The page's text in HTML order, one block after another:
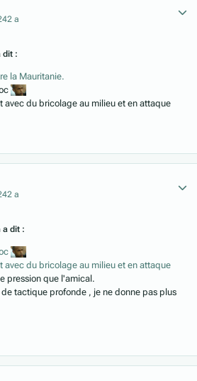
2 a
dit :
la Mauritanie.
avec du bricolage au milieu et en attaque
2 a
a dit :
avec du bricolage au milieu et en attaque
pression que l'amical.
tactique profonde , je ne donne pas plus